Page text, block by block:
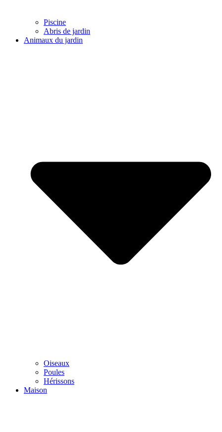
Piscine
Abris de jardin
Animaux du jardin
Oiseaux
Poules
Hérissons
Maison